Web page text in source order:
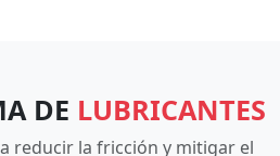
DE LUBRICANTES
reducir la fricción y mitigar el